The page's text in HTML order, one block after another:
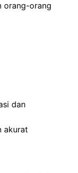
orang-orang
dan
akurat